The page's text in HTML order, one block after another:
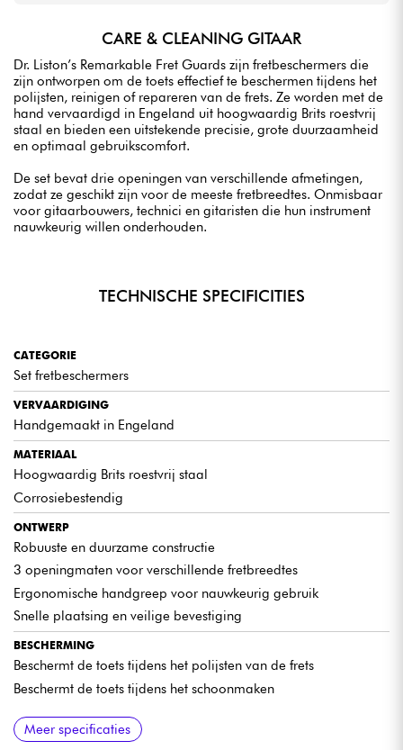
CARE & CLEANING GITAAR
Dr. Liston’s Remarkable Fret Guards zijn fretbeschermers die
zijn ontworpen om de toets effectief te beschermen tijdens het
polijsten, reinigen of repareren van de frets. Ze worden met de
hand vervaardigd in Engeland uit hoogwaardig Brits roestvrij
staal en bieden een uitstekende precisie, grote duurzaamheid
en optimaal gebruikscomfort.
De set bevat drie openingen van verschillende afmetingen,
zodat ze geschikt zijn voor de meeste fretbreedtes. Onmisbaar
voor gitaarbouwers, technici en gitaristen die hun instrument
nauwkeurig willen onderhouden.
TECHNISCHE SPECIFICITIES
CATEGORIE
Set fretbeschermers
VERVAARDIGING
Handgemaakt in Engeland
MATERIAAL
Hoogwaardig Brits roestvrij staal
Corrosiebestendig
ONTWERP
Robuuste en duurzame constructie
3 openingmaten voor verschillende fretbreedtes
Ergonomische handgreep voor nauwkeurig gebruik
Snelle plaatsing en veilige bevestiging
BESCHERMING
Beschermt de toets tijdens het polijsten van de frets
Beschermt de toets tijdens het schoonmaken
AANBEVOLEN GEBRUIKERS
Geschikt voor gitaarbouwers
Meer specificaties